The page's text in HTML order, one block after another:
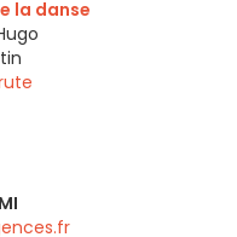
la danse